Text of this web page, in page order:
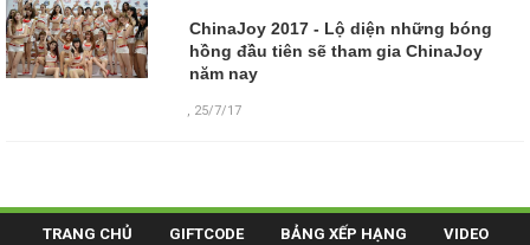
ChinaJoy 2017 - Lộ diện những bóng
hồng đầu tiên sẽ tham gia ChinaJoy
năm nay
, 25/7/17
TRANG CHỦ GIFTCODE BẢNG XẾP HẠNG VIDEO